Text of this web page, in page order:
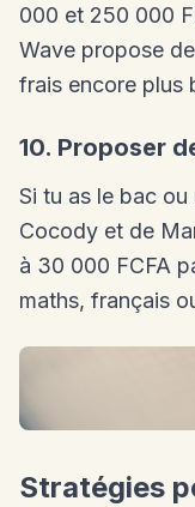
000 et 250 000
Wave propose
frais encore plus
10. Proposer
Si tu as le bac
Cocody et de
à 30 000 FCFA
maths, français
Stratégies